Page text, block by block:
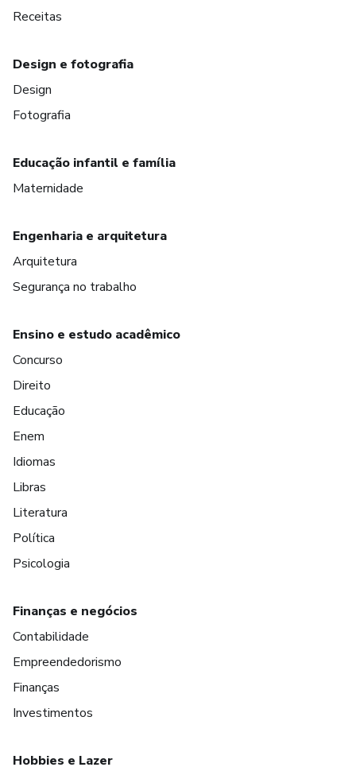
Receitas
Design e fotografia
Design
Fotografia
Educação infantil e família
Maternidade
Engenharia e arquitetura
Arquitetura
Segurança no trabalho
Ensino e estudo acadêmico
Concurso
Direito
Educação
Enem
Idiomas
Libras
Literatura
Política
Psicologia
Finanças e negócios
Contabilidade
Empreendedorismo
Finanças
Investimentos
Hobbies e Lazer